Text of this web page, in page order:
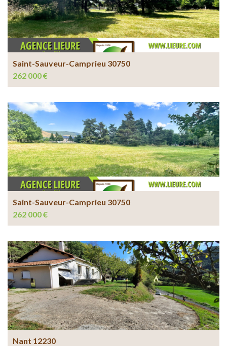
Saint-Sauveur-Camprieu 30750
262 000 €
Saint-Sauveur-Camprieu 30750
262 000 €
Nant 12230